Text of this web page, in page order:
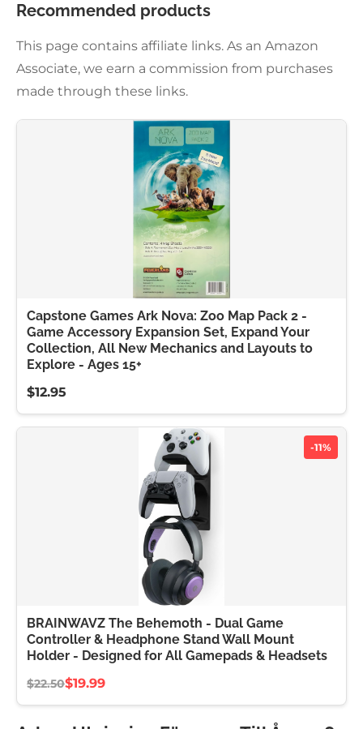
Recommended products
This page contains affiliate links. As an Amazon
Associate, we earn a commission from purchases
made through these links.
Capstone Games Ark Nova: Zoo Map Pack 2 -
Game Accessory Expansion Set, Expand Your
Collection, All New Mechanics and Layouts to
Explore - Ages 15+
$12.95
-11%
BRAINWAVZ The Behemoth - Dual Game
Controller & Headphone Stand Wall Mount
Holder - Designed for All Gamepads & Headsets
$22.50$19.99